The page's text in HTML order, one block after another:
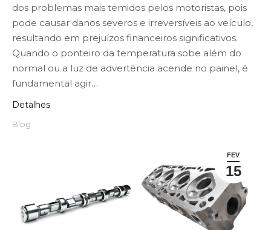
dos problemas mais temidos pelos motoristas, pois
pode causar danos severos e irreversíveis ao veículo,
resultando em prejuízos financeiros significativos.
Quando o ponteiro da temperatura sobe além do
normal ou a luz de advertência acende no painel, é
fundamental agir…
Detalhes
Blog
FEV
15